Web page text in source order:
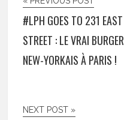
#LPH GOES TO 231 EAST
STREET : LE VRAI BURGER
NEW-YORKAIS À PARIS !
NEXT POST »